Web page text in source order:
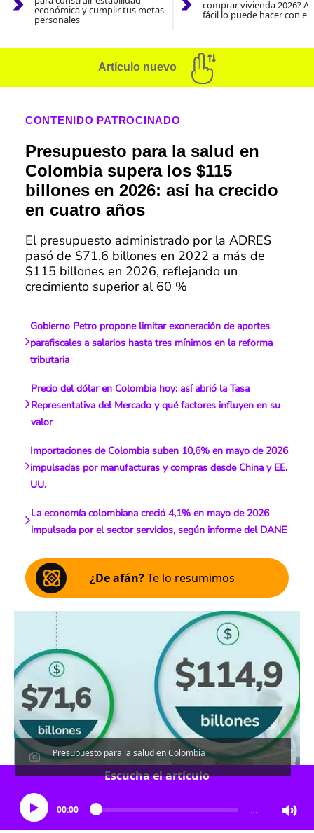
económica y cumplir tus metas
personales
comprar vivienda 2026?
fácil lo puede hacer con el
Artículo nuevo
CONTENIDO PATROCINADO
Presupuesto para la salud en
Colombia supera los $115
billones en 2026: así ha crecido
en cuatro años
El presupuesto administrado por la ADRES
pasó de $71,6 billones en 2022 a más de
$115 billones en 2026, reflejando un
crecimiento superior al 60 %
Gobierno Petro propone limitar exoneración de aportes
parafiscales a salarios hasta tres mínimos en la reforma
tributaria
Precio del dólar en Colombia hoy: así abrió la Tasa
Representativa del Mercado y qué factores influyen en su
valor
Importaciones de Colombia suben 10,6% en mayo de 2026
impulsadas por manufacturas y compras desde China y EE.
UU.
La economía colombiana creció 4,1% en mayo de 2026
impulsada por el sector servicios, según informe del DANE
¿De afán?Te lo resumimos
Presupuesto para la salud en Colombia
Escucha el artículo
00:00 …